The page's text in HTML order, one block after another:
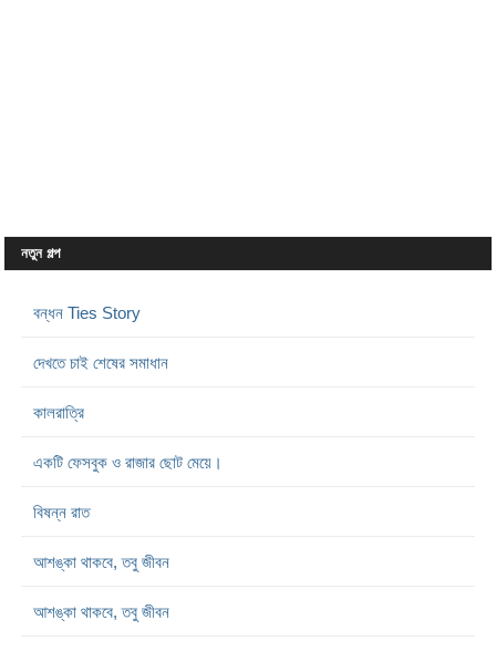
নতুন গল্প
বন্ধন Ties Story
দেখতে চাই শেষের সমাধান
কালরাত্রি
একটি ফেসবুক ও রাজার ছোট মেয়ে।
বিষন্ন রাত
আশঙ্কা থাকবে, তবু জীবন
আশঙ্কা থাকবে, তবু জীবন